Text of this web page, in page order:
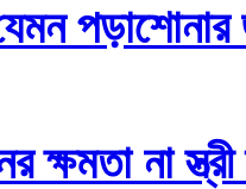
ক্ষমতা না